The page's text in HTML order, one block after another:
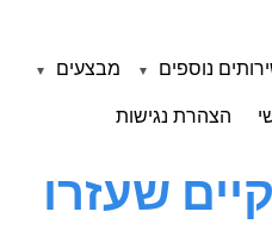
נוספים
מבצעים
הצהרת נגישות
שעזרו